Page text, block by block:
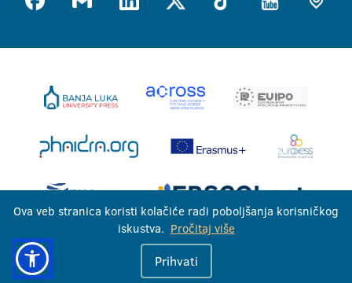
Univerzitet u Banjoj Luci © 2026
Ova veb stranica koristi kolačiće radi poboljšanja korisničkog
iskustva. Pročitaj više
Prihvati